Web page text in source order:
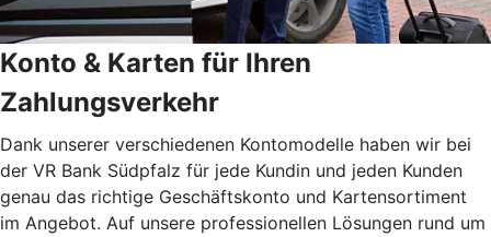
Konto & Karten für Ihren
Zahlungsverkehr
Dank unserer verschiedenen Kontomodelle haben wir bei
der VR Bank Südpfalz für jede Kundin und jeden Kunden
genau das richtige Geschäftskonto und Kartensortiment
im Angebot. Auf unsere professionellen Lösungen rund um